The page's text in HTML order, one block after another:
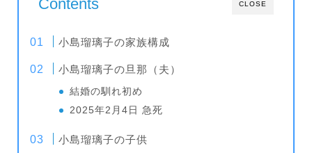
CLOSE
Contents
小島瑠璃子の家族構成
小島瑠璃子の旦那（夫）
結婚の馴れ初め
2025年2月4日 急死
小島瑠璃子の子供